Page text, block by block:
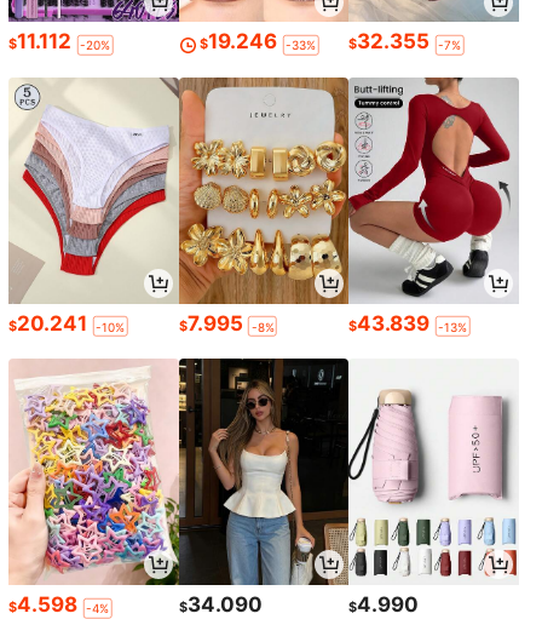
$11.112 -20% $19.246 -33% $32.355 -7%
$20.241 -10% $7.995 -8% $43.839 -13%
$4.598 -4% $34.090 $4.990